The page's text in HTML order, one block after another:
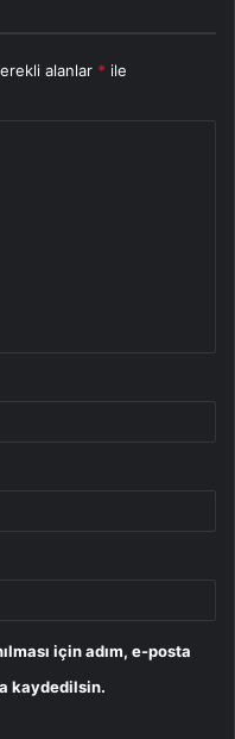
alanlar * ile
için adım, e-posta
kaydedilsin.